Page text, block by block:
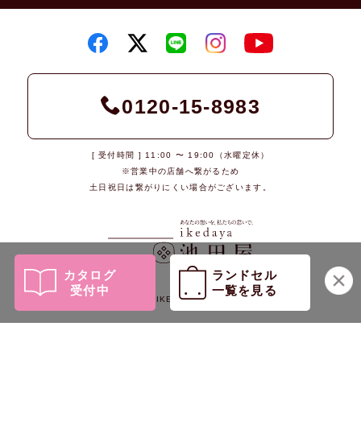
カタログ
受付中
ランドセル
一覧を見る
0120-15-8983
[ 受付時間 ] 11:00 〜 19:00（水曜定休）
※営業中の店舗へ繋がるため
土日祝日は繋がりにくい場合がございます。
© 2026 IKEDAYA Co., Ltd.